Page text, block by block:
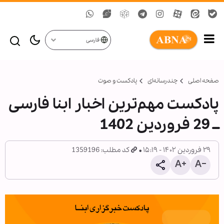
فارسی
صفحه اصلی چندرسانه‌ای پادکست و صوت
پادکست مهم‌ترین اخبار ابنا فارسی
ــ 29 فروردین 1402
۲۹ فروردین ۱۴۰۲ - ۱۵:۱۹ کد مطلب: 1359196